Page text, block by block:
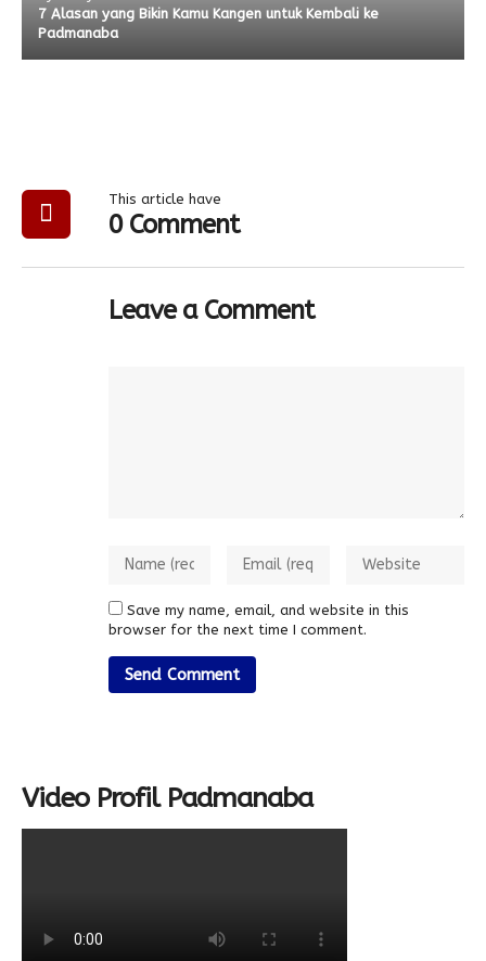
7 Alasan yang Bikin Kamu Kangen untuk Kembali ke
Padmanaba
This article have
0 Comment
Leave a Comment
Save my name, email, and website in this
browser for the next time I comment.
Video Profil Padmanaba